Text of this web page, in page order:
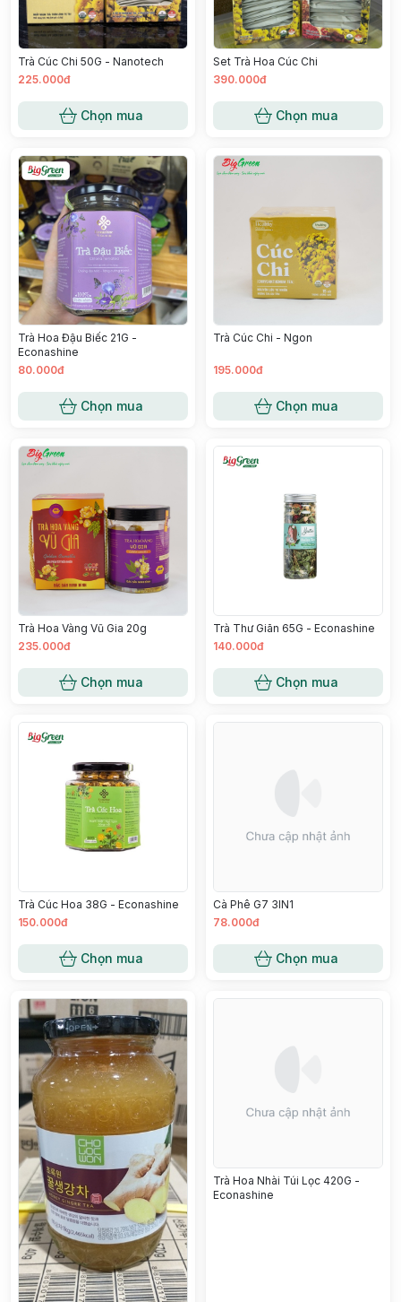
Trà Cúc Chi 50G - Nanotech
225.000đ
Chọn mua
Set Trà Hoa Cúc Chi
390.000đ
Chọn mua
Trà Hoa Đậu Biếc 21G -
Econashine
80.000đ
Chọn mua
Trà Cúc Chi - Ngon
195.000đ
Chọn mua
Trà Hoa Vàng Vũ Gia 20g
235.000đ
Chọn mua
Trà Thư Giãn 65G - Econashine
140.000đ
Chọn mua
Trà Cúc Hoa 38G - Econashine
150.000đ
Chọn mua
Cà Phê G7 3IN1
78.000đ
Chọn mua
Trà Hoa Nhài Túi Lọc 420G -
Econashine